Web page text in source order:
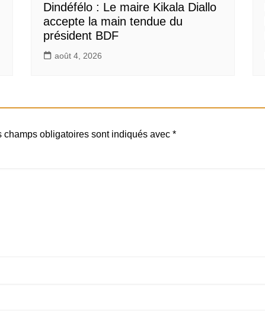
Dindéfélo : Le maire Kikala Diallo
accepte la main tendue du
président BDF
août 4, 2026
champs obligatoires sont indiqués avec *